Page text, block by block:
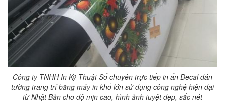
Công ty TNHH In Kỹ Thuật Số chuyên trực tiếp in ấn Decal dán
tường trang trí bằng máy in khổ lớn sử dụng công nghệ hiện đại
từ Nhật Bản cho độ mịn cao, hình ảnh tuyệt đẹp, sắc nét